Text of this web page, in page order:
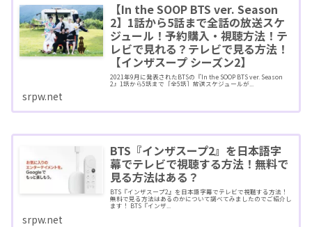
【In the SOOP BTS ver. Season
2】1話から5話まで全話の放送スケ
ジュール！予約購入・視聴方法！テ
レビで見れる？テレビで見る方法！
【インザスープ シーズン2】
2021年9月に発表されたBTSの『In the SOOP BTS ver. Season
2』1話から5話まで［全5話］放送スケジュールが...
srpw.net
BTS『インザスープ2』を日本語字
幕でテレビで視聴する方法！無料で
見る方法はある？
BTS『インザスープ2』を日本語字幕でテレビで視聴する方法！
無料で見る方法はあるのかについて調べてみましたのでご紹介し
ます！ BTS『インザ...
srpw.net